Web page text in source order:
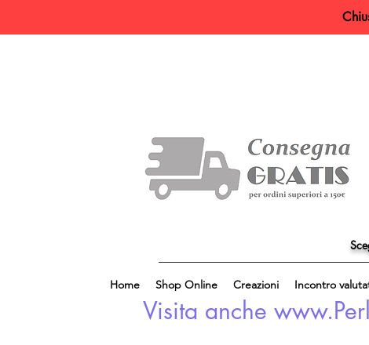
Home Shop Online Creazioni Incontro
Visita anche